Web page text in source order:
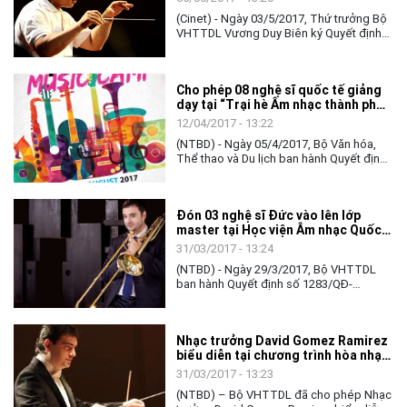
(Cinet) - Ngày 03/5/2017, Thứ trưởng Bộ
VHTTDL Vương Duy Biên ký Quyết định
Cho phép 08 nghệ sĩ quốc tế giảng
dạy tại “Trại hè Âm nhạc thành phố
Hồ Chí Minh 2017”
12/04/2017 - 13:22
(NTBD) - Ngày 05/4/2017, Bộ Văn hóa,
Thể thao và Du lịch ban hành Quyết định
Đón 03 nghệ sĩ Đức vào lên lớp
master tại Học viện Âm nhạc Quốc
gia
31/03/2017 - 13:24
(NTBD) - Ngày 29/3/2017, Bộ VHTTDL
ban hành Quyết định số 1283/QĐ-
Nhạc trưởng David Gomez Ramirez
biểu diễn tại chương trình hòa nhạc
“Khoảnh khắc giao mùa”
31/03/2017 - 13:23
(NTBD) – Bộ VHTTDL đã cho phép Nhạc